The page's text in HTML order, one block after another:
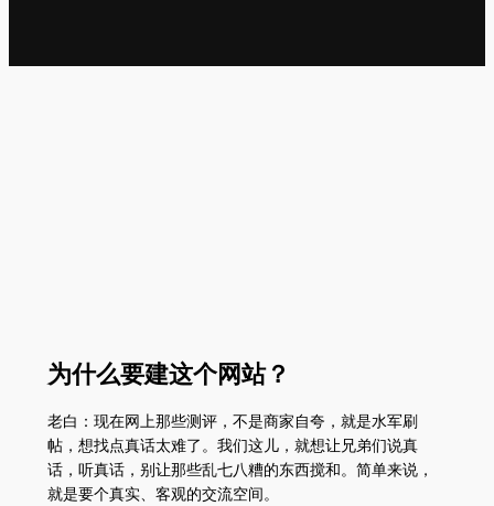
为什么要建这个网站？
老白：现在网上那些测评，不是商家自夸，就是水军刷
帖，想找点真话太难了。我们这儿，就想让兄弟们说真
话，听真话，别让那些乱七八糟的东西搅和。简单来说，
就是要个真实、客观的交流空间。